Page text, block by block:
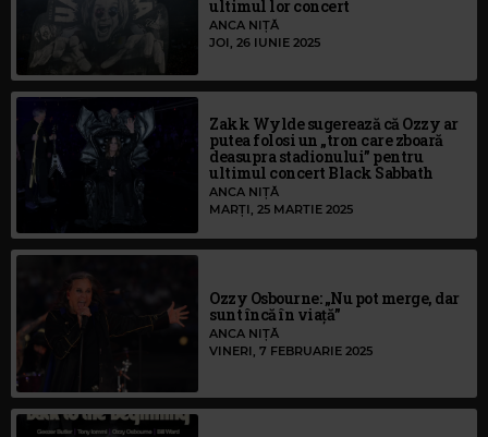
ultimul lor concert
ANCA NIȚĂ
JOI, 26 IUNIE 2025
Zakk Wylde sugerează că Ozzy ar
putea folosi un „tron care zboară
deasupra stadionului” pentru
ultimul concert Black Sabbath
ANCA NIȚĂ
MARȚI, 25 MARTIE 2025
Ozzy Osbourne: „Nu pot merge, dar
sunt încă în viață”
ANCA NIȚĂ
VINERI, 7 FEBRUARIE 2025